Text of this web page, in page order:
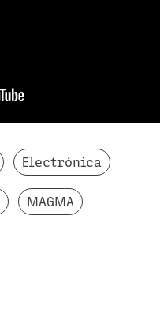
Electrónica
MAGMA